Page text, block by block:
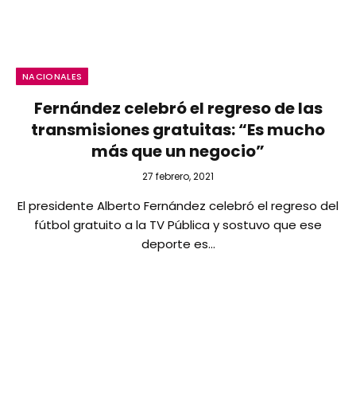
NACIONALES
Fernández celebró el regreso de las
transmisiones gratuitas: “Es mucho
más que un negocio”
27 febrero, 2021
El presidente Alberto Fernández celebró el regreso del
fútbol gratuito a la TV Pública y sostuvo que ese
deporte es…